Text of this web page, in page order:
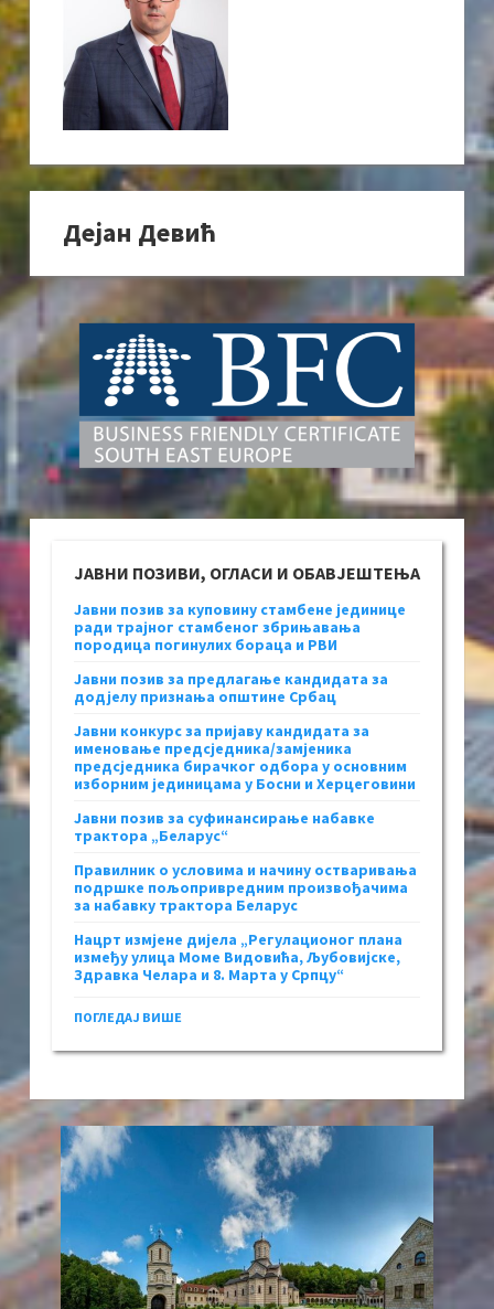
Дејан Девић
ЈАВНИ ПОЗИВИ, ОГЛАСИ И ОБАВЈЕШТЕЊА
Јавни позив за куповину стамбене јединице
ради трајног стамбеног збрињавања
породица погинулих бораца и РВИ
Јавни позив за предлагање кандидата за
додјелу признања општине Србац
Јавни конкурс за пријаву кандидата за
именовање предсједника/замјеника
предсједника бирачког одбора у основним
изборним јединицама у Босни и Херцеговини
Јавни позив за суфинансирање набавке
трактора „Беларус“
Правилник о условима и начину остваривања
подршке пољопривредним произвођачима
за набавку трактора Беларус
Нацрт измјене дијела „Регулационог плана
између улица Моме Видовића, Љубовијске,
Здравка Челара и 8. Марта у Српцу“
ПОГЛЕДАЈ ВИШЕ